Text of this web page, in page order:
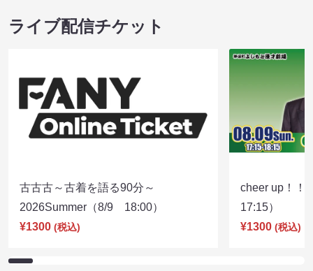
ライブ配信チケット
古古古～古着を語る90分～
2026Summer（8/9 18:00）
¥1300 (税込)
cheer up！
17:15）
¥1300 (税込)